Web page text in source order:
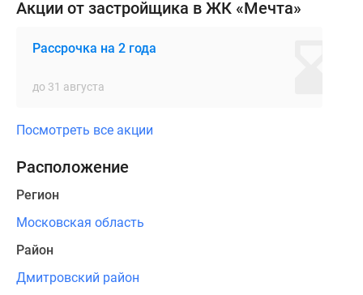
составе
проекта
возводится
корпусов,
в
едином
архитектурном
Кирпичные
фасады
Акции от застройщика в ЖК «Мечта»
Рассрочка на 2 года
до 31 августа
Посмотреть все акции
Расположение
Регион
Московская область
Район
Дмитровский район